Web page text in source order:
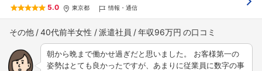
5.0 東京都 情報・通信
その他 40代前半女性 派遣社員 年収96万円
朝から晩まで働かせ過ぎだと思いました。 お客様第一の
姿勢はとても良かったですが、あまりに従業員に数字の事